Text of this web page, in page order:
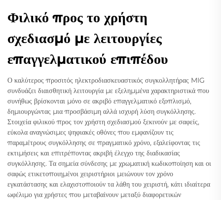
Φιλικό προς το χρήστη
σχεδιασμό με λειτουργίες
επαγγελματικού επιπέδου
Ο καλύτερος προσιτός ηλεκτροδιασκευαστικός συγκολλητήρας MIG
συνδυάζει διαισθητική λειτουργία με εξελημμένα χαρακτηριστικά που
συνήθως βρίσκονται μόνο σε ακριβό επαγγελματικό εξοπλισμό,
δημιουργώντας μια προσβάσιμη αλλά ισχυρή λύση συγκόλλησης.
Στοιχεία φιλικού προς τον χρήστη σχεδιασμού ξεκινούν με σαφείς,
εύκολα αναγνώσιμες ψηφιακές οθόνες που εμφανίζουν τις
παραμέτρους συγκόλλησης σε πραγματικό χρόνο, εξαλείφοντας τις
εκτιμήσεις και επιτρέποντας ακριβή έλεγχο της διαδικασίας
συγκόλλησης. Τα σημεία σύνδεσης με χρωματική κωδικοποίηση και οι
σαφώς ετικετοποιημένοι χειριστήριοι μειώνουν τον χρόνο
εγκατάστασης και ελαχιστοποιούν τα λάθη του χειριστή, κάτι ιδιαίτερα
ωφέλιμο για χρήστες που μεταβαίνουν μεταξύ διαφορετικών